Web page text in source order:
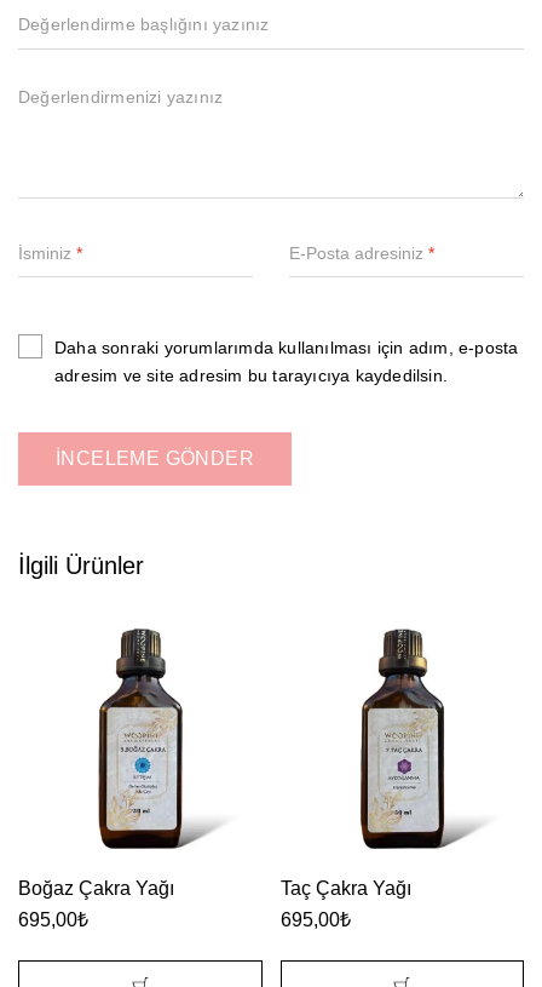
İsminiz * E-Posta adresiniz *
Daha sonraki yorumlarımda kullanılması için adım, e-posta
adresim ve site adresim bu tarayıcıya kaydedilsin.
İlgili Ürünler
Boğaz Çakra Yağı
695,00₺
Taç Çakra Yağı
695,00₺